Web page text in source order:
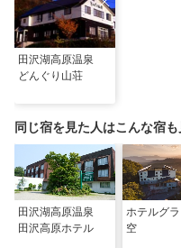
田沢湖高原温泉
どんぐり山荘
同じ宿を見た人はこんな宿
田沢湖高原温泉
田沢高原ホテル
ホテルグ
空